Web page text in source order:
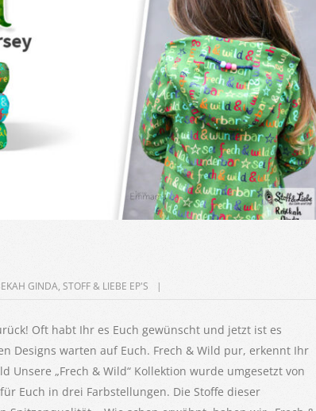
GINDA, STOFF & LIEBE EP'S
Oft habt Ihr es Euch gewünscht und jetzt ist es
Designs warten auf Euch. Frech & Wild pur, erkennt Ihr
Unsere „Frech & Wild“ Kollektion wurde umgesetzt von
Euch in drei Farbstellungen. Die Stoffe dieser